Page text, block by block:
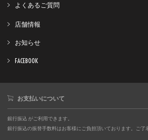
よくあるご質問
店舗情報
お知らせ
FACEBOOK
お支払いについて
銀行振込 がご利用できます。
銀行振込の振替手数料はお客様にご負担頂いております。ご了